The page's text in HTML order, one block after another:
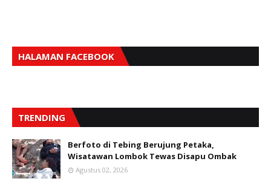
HALAMAN FACEBOOK
TRENDING
Berfoto di Tebing Berujung Petaka,
Wisatawan Lombok Tewas Disapu Ombak
Agustus 02, 2026